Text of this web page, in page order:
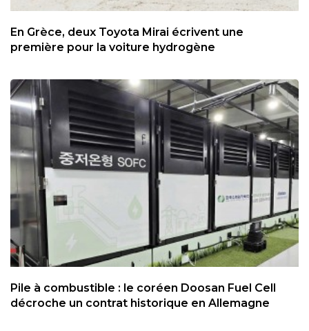
En Grèce, deux Toyota Mirai écrivent une
première pour la voiture hydrogène
Pile à combustible : le coréen Doosan Fuel Cell
décroche un contrat historique en Allemagne